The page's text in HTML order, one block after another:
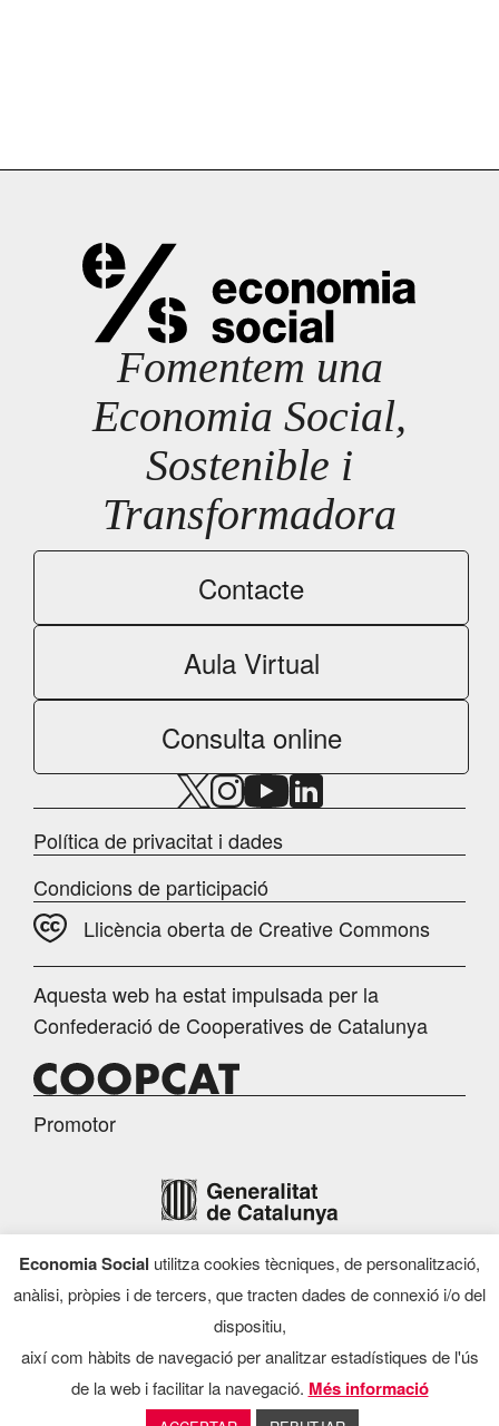
Fomentem una
Economia Social,
Sostenible i
Transformadora
Contacte
Aula Virtual
Consulta online
Política de privacitat i dades
Condicions de participació
Llicència oberta de Creative Commons
Aquesta web ha estat impulsada per la
Confederació de Cooperatives de Catalunya
Promotor
Finançament
Programa d’Economia Social, 2026
Economia Social utilitza cookies tècniques, de personalització,
anàlisi, pròpies i de tercers, que tracten dades de connexió i/o del
dispositiu,
així com hàbits de navegació per analitzar estadístiques de l'ús
de la web i facilitar la navegació. Més informació